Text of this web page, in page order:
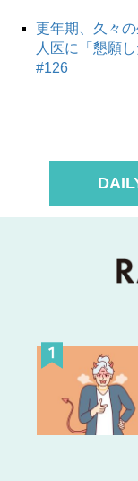
更年期、久々
人医に「懇願
#126